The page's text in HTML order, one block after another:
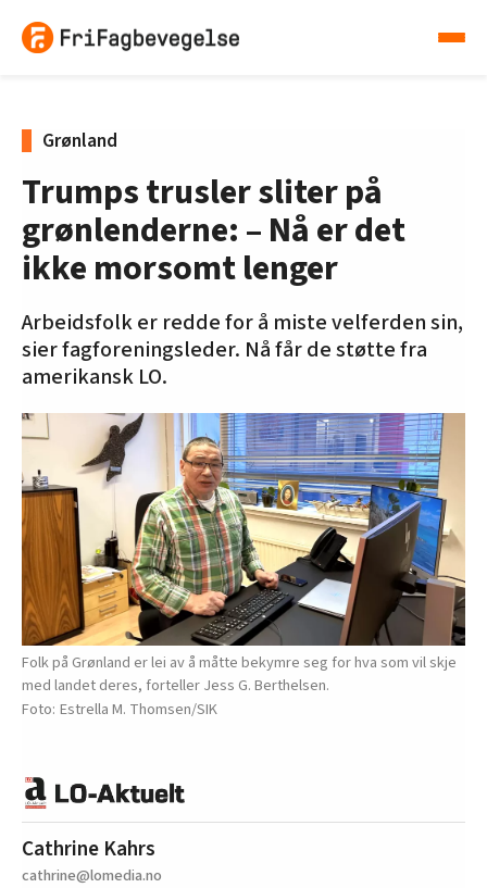
Grønland
Trumps trusler sliter på
grønlenderne: – Nå er det
ikke morsomt lenger
Arbeidsfolk er redde for å miste velferden sin,
sier fagforeningsleder. Nå får de støtte fra
amerikansk LO.
Folk på Grønland er lei av å måtte bekymre seg for hva som vil skje
med landet deres, forteller Jess G. Berthelsen.
Estrella M. Thomsen/SIK
Cathrine Kahrs
cathrine@lomedia.no